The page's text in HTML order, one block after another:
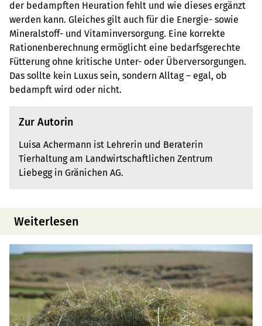
der bedampften Heuration fehlt und wie dieses ergänzt
werden kann. Gleiches gilt auch für die Energie- sowie
Mineralstoff- und Vitaminversorgung. Eine korrekte
Rationenberechnung ermöglicht eine bedarfsgerechte
Fütterung ohne kritische Unter- oder Überversorgungen.
Das sollte kein Luxus sein, sondern Alltag – egal, ob
bedampft wird oder nicht.
Zur Autorin
Luisa Achermann ist Lehrerin und Beraterin
Tierhaltung am Landwirtschaftlichen Zentrum
Liebegg in Gränichen AG.
Weiterlesen